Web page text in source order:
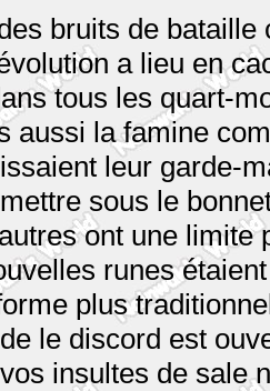
bruits de
a lieu en
tous les quart-
aussi la famine
leur garde-
sous le
ont une limite
runes
plus
le discord est
insultes de sale